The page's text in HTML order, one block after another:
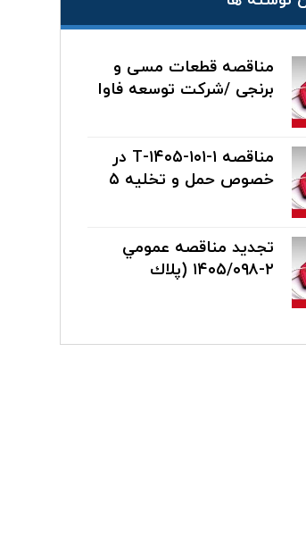
مناقصه قطعات مسی و
برنجی /شرکت توسعه فاوا
مناقصه T-۱۴۰۵-۱۰۱-۱ در
خصوص حمل و تخلیه ۵
منطقه ای خوزستان
تجديد مناقصه عمومي
۲-۱۴۰۵/۰۹۸ (پلاك